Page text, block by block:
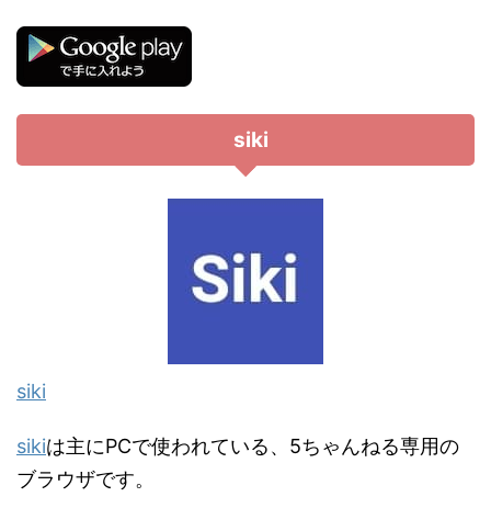
siki
siki
sikiは主にPCで使われている、5ちゃんねる専用の
ブラウザです。